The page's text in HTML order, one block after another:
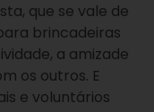
que se vale de
brincadeiras
a amizade
os outros. E
e voluntários